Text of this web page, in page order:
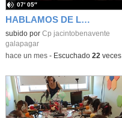
HABLAMOS DE LA SELECCIÓN DE MARRUECOS
Contenido educativo.
subido por Cp jacintobenavente
galapagar
07′ 05″
-hace un mes- Escuchado 22 veces